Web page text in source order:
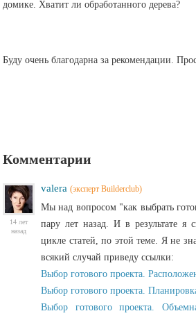
домике. Хватит ли обработанного дерева?
Буду очень благодарна за рекомендации.
Комментарии
14 лет
назад
valera (эксперт Builderclub)
Мы над вопросом "как выбрать
пару лет назад. И в результате я
цикле статей, по этой теме. Я не
всякий случай приведу ссылки:
Выбор готового проекта.
Выбор готового проекта.
Выбор готового проекта.